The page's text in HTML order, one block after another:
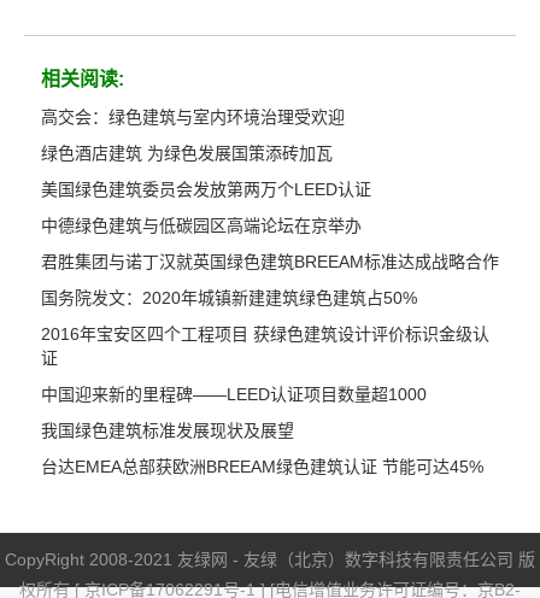
相关阅读:
高交会：绿色建筑与室内环境治理受欢迎
绿色酒店建筑 为绿色发展国策添砖加瓦
美国绿色建筑委员会发放第两万个LEED认证
中德绿色建筑与低碳园区高端论坛在京举办
君胜集团与诺丁汉就英国绿色建筑BREEAM标准达成战略合作
国务院发文：2020年城镇新建建筑绿色建筑占50%
2016年宝安区四个工程项目 获绿色建筑设计评价标识金级认
证
中国迎来新的里程碑——LEED认证项目数量超1000
我国绿色建筑标准发展现状及展望
台达EMEA总部获欧洲BREEAM绿色建筑认证 节能可达45%
CopyRight 2008-2021 友绿网 - 友绿（北京）数字科技有限责任公司 版
权所有 [京ICP备17062291号-1] [电信增值业务许可证编号：京B2-